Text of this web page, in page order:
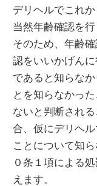
デリヘルでこれ
当然年齢確認を
そのため、年齢
認をいいかげん
であると知らな
とを知らなかっ
ないと判断され
合、仮にデリヘ
ことについて知ら
０条１項による
えます。